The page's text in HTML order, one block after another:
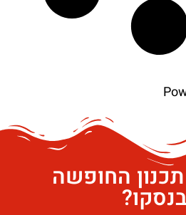
החופשה